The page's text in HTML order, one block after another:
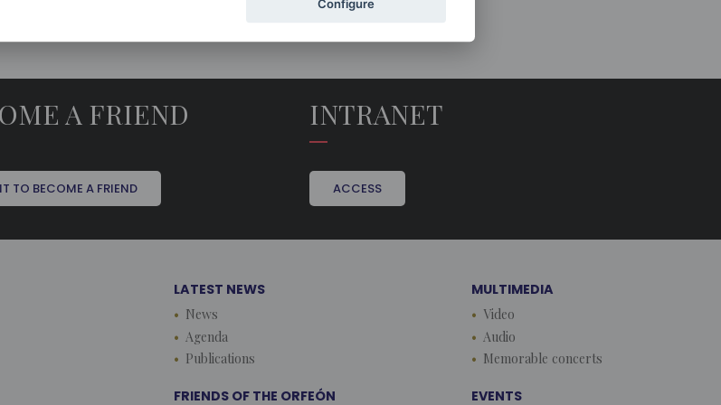
A FRIEND
TO BECOME A FRIEND
INTRANET
ACCESS
LATEST NEWS
News
Agenda
Publications
MULTIMEDIA
Video
Audio
Memorable concerts
FRIENDS OF THE ORFEÓN EVENTS
Configure